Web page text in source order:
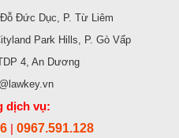
Đức Dục, P. Từ Liêm
Park Hills, P. Gò Vấp
4, An Dương
dịch vụ:
0967.591.128